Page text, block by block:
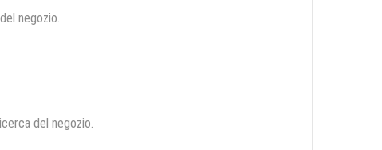
negozio.
del negozio.